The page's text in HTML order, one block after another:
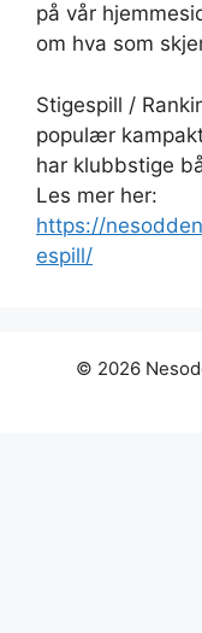
på vår
om hva som
Stigespill /
populær
har klubbstige
Les mer her:
https://
espill/
© 2026